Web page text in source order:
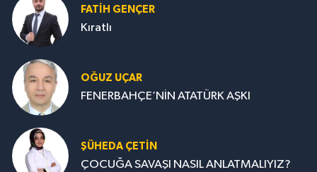
FATIH GENÇER
Kıratlı
OĞUZ UÇAR
FENERBAHÇE’NİN ATATÜRK AŞKI
ŞÜHEDA ÇETİN
ÇOCUĞA SAVAŞI NASIL ANLATMALIYIZ?